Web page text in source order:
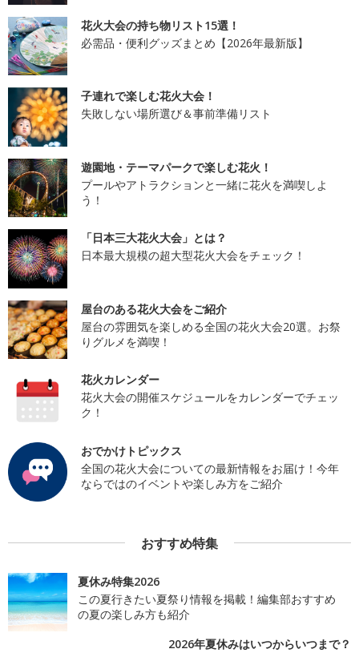
花火大会の持ち物リスト15選！
必需品・便利グッズまとめ【2026年最新版】
子連れで楽しむ花火大会！
失敗しない場所選び＆事前準備リスト
遊園地・テーマパークで楽しむ花火！
プールやアトラクションと一緒に花火を満喫しよ
う！
「日本三大花火大会」とは？
日本最大規模の超大型花火大会をチェック！
屋台のある花火大会をご紹介
屋台の雰囲気を楽しめる全国の花火大会20選。お祭
りグルメを満喫！
花火カレンダー
花火大会の開催スケジュールをカレンダーでチェッ
ク！
おでかけトピックス
全国の花火大会についての最新情報をお届け！今年
ならではのイベントや楽しみ方をご紹介
おすすめ特集
夏休み特集2026
この夏行きたい夏祭り情報を掲載！編集部おすすめ
の夏の楽しみ方も紹介
2026年夏休みはいつからいつまで？